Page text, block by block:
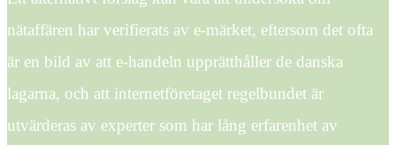
nätaffären har verifierats av e-märket, eftersom det ofta
är en bild av att e-handeln upprätthåller de danska
lagarna, och att internetföretaget regelbundet är
utvärderas av experter som har lång erfarenhet av